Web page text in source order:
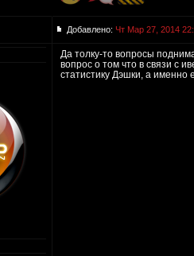
Добавлено: Чт Мар 27, 2014
Да толку-то вопросы
вопрос о том что в связи с
статистику Дэшки, а именно